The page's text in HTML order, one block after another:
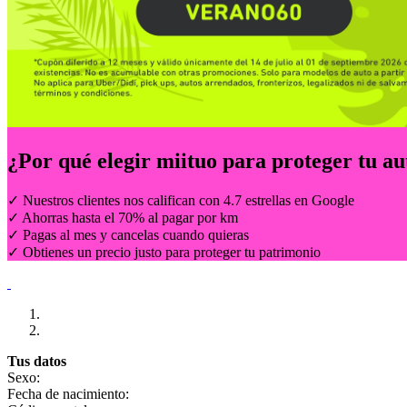
¿Por qué elegir miituo para proteger tu
✓ Nuestros clientes nos califican con 4.7 estrellas en Google
✓ Ahorras hasta el 70% al pagar por km
✓ Pagas al mes y cancelas cuando quieras
✓ Obtienes un precio justo para proteger tu patrimonio
Tus datos
Sexo:
Fecha de nacimiento: